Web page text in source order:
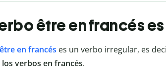
être en francés
en francés es un verbo irregular, es
verbos en francés.